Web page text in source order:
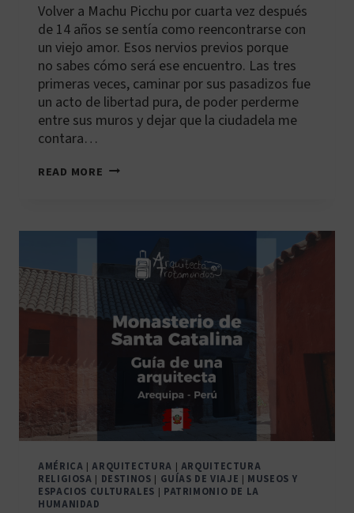
Volver a Machu Picchu por cuarta vez después
de 14 años se sentía como reencontrarse con
un viejo amor. Esos nervios previos porque
no sabes cómo será ese encuentro. Las tres
primeras veces, caminar por sus pasadizos fue
un acto de libertad pura, de poder perderme
entre sus muros y dejar que la ciudadela me
contara…
READ MORE MACHU
MEJOR
CIRCUITO
AMÉRICA |ARQUITECTURA | ARQUITECTURA
RELIGIOSA | DESTINOS | GUÍAS DE VIAJE | MUSEOS Y
ESPACIOS CULTURALES | PATRIMONIO DE LA
HUMANIDAD